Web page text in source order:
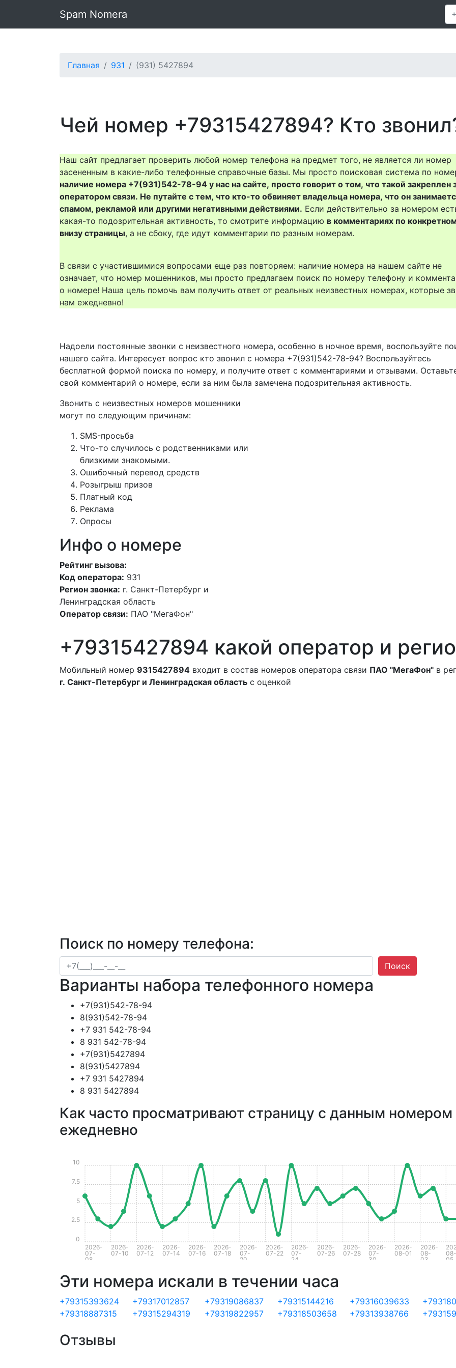
Spam Nomera
Главная 931 (931) 5427894
Чей номер +79315427894? Кто
Наш сайт предлагает проверить любой номер телефона на предмет того, не является ли номер
засененным в какие-либо телефонные справочные базы. Мы просто поисковая система по
наличие номера +7(931)542-78-94 у нас на сайте, просто говорит о том, что такой закреплен
оператором связи. Не путайте с тем, что кто-то обвиняет владельца номера, что он
спамом, рекламой или другими негативными действиями. Если действительно за номером
какая-то подозрительная активность, то смотрите информацию в комментариях по
внизу страницы, а не сбоку, где идут комментарии по разным номерам.
В связи с участившимися вопросами еще раз повторяем: наличие номера на нашем сайте не
означает, что номер мошенников, мы просто предлагаем поиск по номеру телефону и
о номере! Наша цель помочь вам получить ответ от реальных неизвестных номерах, которые
нам ежедневно!
Надоели постоянные звонки с неизвестного номера, особенно в ночное время, воспользуйте
нашего сайта. Интересует вопрос кто звонил с номера +7(931)542-78-94? Воспользуйтесь
бесплатной формой поиска по номеру, и получите ответ с комментариями и отзывами.
свой комментарий о номере, если за ним была замечена подозрительная активность.
Звонить с неизвестных номеров мошенники
могут по следующим причинам:
SMS-просьба
Что-то случилось с родственниками или
близкими знакомыми.
Ошибочный перевод средств
Розыгрыш призов
Платный код
Реклама
Опросы
Инфо о номере
Рейтинг вызова:
Код оператора: 931
Регион звонка: г. Санкт-Петербург и
Ленинградская область
Оператор связи: ПАО "МегаФон"
+79315427894 какой оператор и
Мобильный номер 9315427894 входит в состав номеров оператора связи ПАО "МегаФон" в
г. Санкт-Петербург и Ленинградская область с оценкой
Поиск по номеру телефона:
Поиск
Варианты набора телефонного номера
+7(931)542-78-94
8(931)542-78-94
+7 931 542-78-94
8 931 542-78-94
+7(931)5427894
8(931)5427894
+7 931 5427894
8 931 5427894
Как часто просматривают страницу с данным номером
ежедневно
2026-
07-
08
2026-
07-10
2026-
07-12
2026-
07-14
2026-
07-16
2026-
07-18
2026-
07-
20
2026-
07-22
2026-
07-
24
2026-
07-26
2026-
07-28
2026-
07-
30
2026-
08-01
2026-
08-
03
08-
05
0
2.5
5
7.5
10
Эти номера искали в течении часа
+79315393624 +79317012857 +79319086837 +79315144216 +79316039633
+79318887315
+79315294319 +79319822957 +79318503658 +79313938766
Отзывы